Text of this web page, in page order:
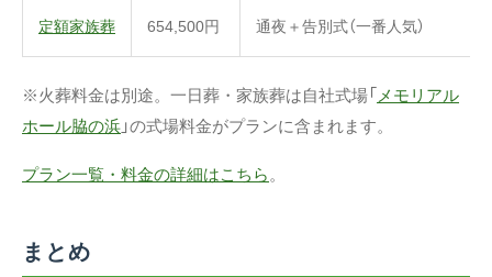
定額家族葬 654,500円 通夜＋告別式（一番人気）
※火葬料金は別途。一日葬・家族葬は自社式場「メモリアル
ホール脇の浜」の式場料金がプランに含まれます。
プラン一覧・料金の詳細はこちら。
まとめ